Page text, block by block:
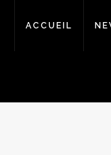
ACCUEIL